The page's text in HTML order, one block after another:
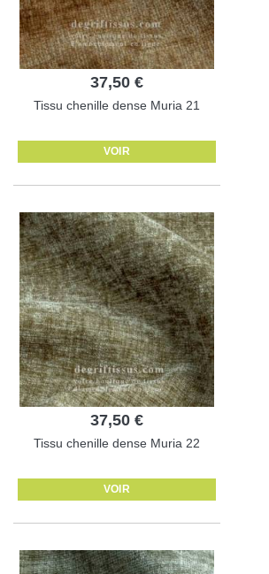
37,50 €
Tissu chenille dense Muria 21
VOIR
37,50 €
Tissu chenille dense Muria 22
VOIR